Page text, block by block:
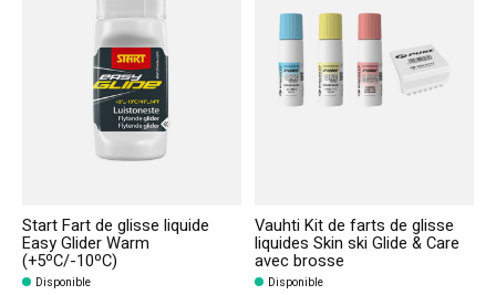
Start Fart de glisse liquide
Easy Glider Warm
(+5ºC/-10ºC)
Disponible
Vauhti Kit de farts de glisse
liquides Skin ski Glide & Care
avec brosse
Disponible